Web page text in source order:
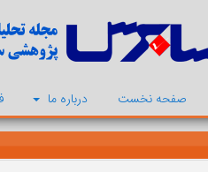
صفحه نخست درباره ما